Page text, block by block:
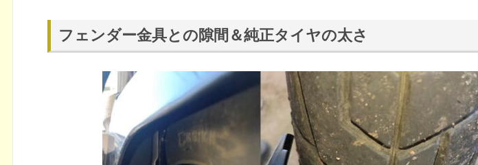
フェンダー金具との隙間＆純正タイヤの太さ